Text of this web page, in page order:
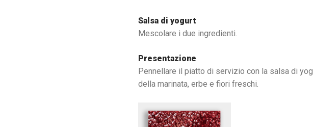
Salsa di yogurt
Mescolare i due ingredienti.
Presentazione
Pennellare il piatto di servizio con la salsa di
della marinata, erbe e fiori freschi.